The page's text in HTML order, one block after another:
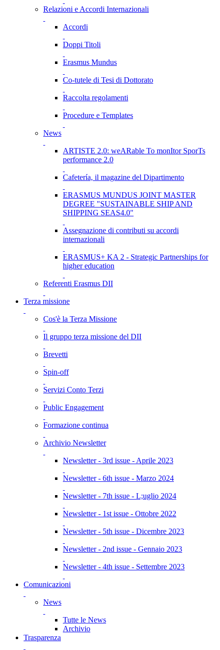
Relazioni e Accordi Internazionali
Accordi
Doppi Titoli
Erasmus Mundus
Co-tutele di Tesi di Dottorato
Raccolta regolamenti
Procedure e Templates
News
ARTISTE 2.0: weARable To monItor SporTs
performance 2.0
Cafetería, il magazine del Dipartimento
ERASMUS MUNDUS JOINT MASTER
DEGREE "SUSTAINABLE SHIP AND
SHIPPING SEAS4.0"
Assegnazione di contributi su accordi
internazionali
ERASMUS+ KA 2 - Strategic Partnerships for
higher education
Referenti Erasmus DII
Terza missione
Cos'è la Terza Missione
Il gruppo terza missione del DII
Brevetti
Spin-off
Servizi Conto Terzi
Public Engagement
Formazione continua
Archivio Newsletter
Newsletter - 3rd issue - Aprile 2023
Newsletter - 6th issue - Marzo 2024
Newsletter - 7th issue - L;uglio 2024
Newsletter - 1st issue - Ottobre 2022
Newsletter - 5th issue - Dicembre 2023
Newsletter - 2nd issue - Gennaio 2023
Newsletter - 4th issue - Settembre 2023
Comunicazioni
News
Tutte le News
Archivio
Trasparenza